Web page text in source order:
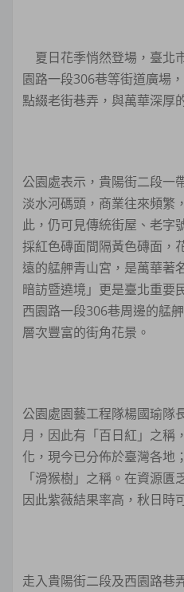
夏日花季悄然登場，臺北
園路一段306巷等街道廣場
點綴老街巷弄，與萬華深厚
公園處表示，貴陽街二段一
淡水河碼頭，商業往來頻繁
此，仍可見傳統街屋、老字
採紅色磚面間隔黃色磚面，
遠的艋舺青山宮，是萬華著
暗訪暨遶境」更是臺北重要
西園路一段306巷周邊的艋
層次豐富的街角花景。
公園處園藝工程隊楊國瑜隊
月，因此有「百日紅」之稱
化，現今已分佈於臺灣各地
「滑猴樹」之稱。在資源
因此紫薇結果率高，秋日時
走入貴陽街二段及西園路巷